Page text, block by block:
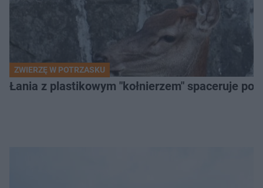
ZWIERZĘ W POTRZASKU
Łania z plastikowym "kołnierzem" spaceruje po